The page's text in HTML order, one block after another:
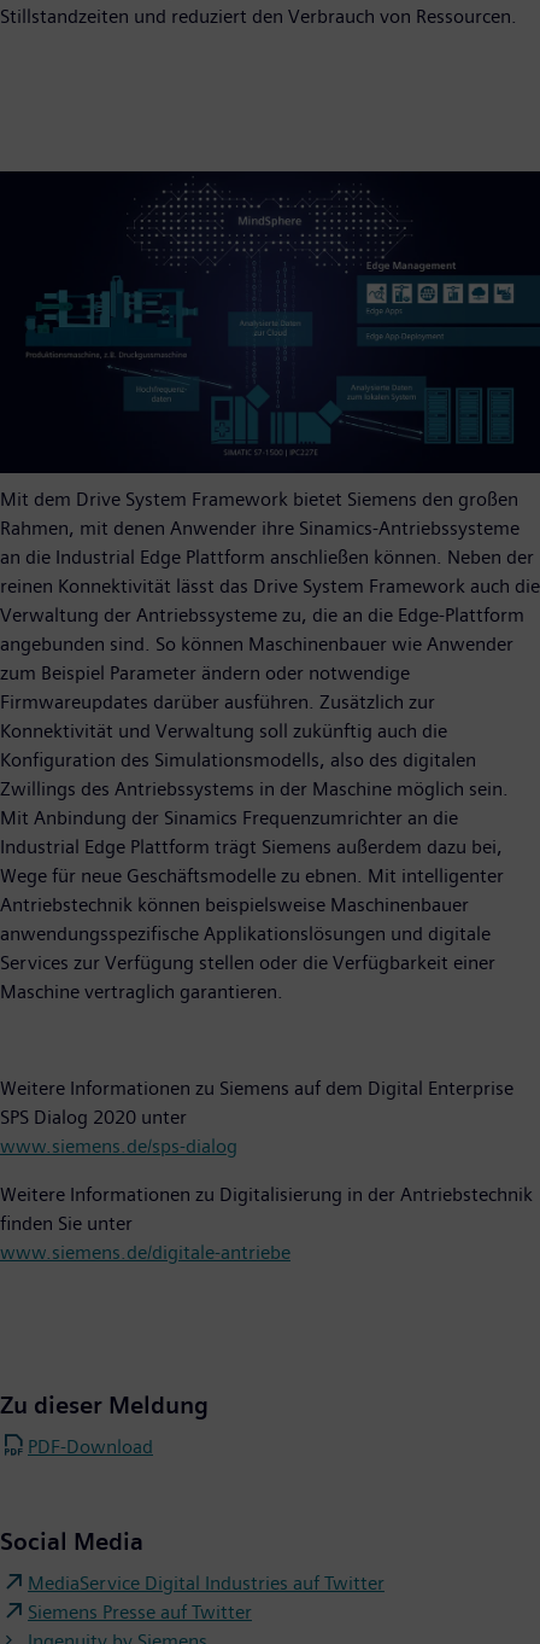
Stillstandzeiten und reduziert den Verbrauch von Ressourcen.
Mit dem Drive System Framework bietet Siemens den großen
Rahmen, mit denen Anwender ihre Sinamics-Antriebssysteme
an die Industrial Edge Plattform anschließen können. Neben der
reinen Konnektivität lässt das Drive System Framework auch die
Verwaltung der Antriebssysteme zu, die an die Edge-Plattform
angebunden sind. So können Maschinenbauer wie Anwender
zum Beispiel Parameter ändern oder notwendige
Firmwareupdates darüber ausführen. Zusätzlich zur
Konnektivität und Verwaltung soll zukünftig auch die
Konfiguration des Simulationsmodells, also des digitalen
Zwillings des Antriebssystems in der Maschine möglich sein.
Mit Anbindung der Sinamics Frequenzumrichter an die
Industrial Edge Plattform trägt Siemens außerdem dazu bei,
Wege für neue Geschäftsmodelle zu ebnen. Mit intelligenter
Antriebstechnik können beispielsweise Maschinenbauer
anwendungsspezifische Applikationslösungen und digitale
Services zur Verfügung stellen oder die Verfügbarkeit einer
Maschine vertraglich garantieren.
Weitere Informationen zu Siemens auf dem Digital Enterprise
SPS Dialog 2020 unter
www.siemens.de/sps-dialog
Weitere Informationen zu Digitalisierung in der Antriebstechnik
finden Sie unter
www.siemens.de/digitale-antriebe
Zu dieser Meldung
PDF-Download
Social Media
MediaService Digital Industries auf Twitter
Siemens Presse auf Twitter